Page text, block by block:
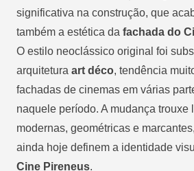
significativa na construção, que
também a estética da fachada do
O estilo neoclássico original foi
arquitetura art déco, tendência
fachadas de cinemas em várias
naquele período. A mudança trouxe
modernas, geométricas e
ainda hoje definem a identidade
Cine Pireneus.